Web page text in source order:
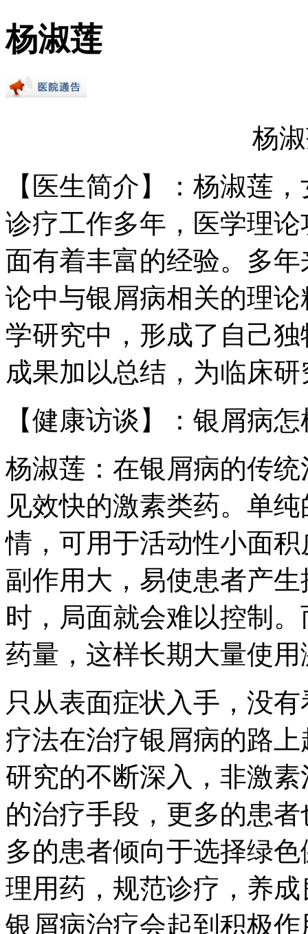
杨淑莲
杨
【医生简介】：杨淑莲
诊疗工作多年，医学理
面有着丰富的经验。多
论中与银屑病相关的理
学研究中，形成了自己
成果加以总结，为临床
【健康访谈】：银屑病
杨淑莲：在银屑病的传
见效快的激素类药。单
情，可用于活动性小面
副作用大，易使患者产
时，局面就会难以控制
药量，这样长期大量使
只从表面症状入手，没
疗法在治疗银屑病的路
研究的不断深入，非激
的治疗手段，更多的患
多的患者倾向于选择绿
理用药，规范诊疗，养
银屑病治疗会起到积极作